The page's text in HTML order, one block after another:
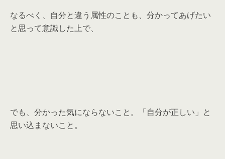
なるべく、自分と違う属性のことも、分かってあげたい
と思って意識した上で、
でも、分かった気にならないこと。「自分が正しい」と
思い込まないこと。